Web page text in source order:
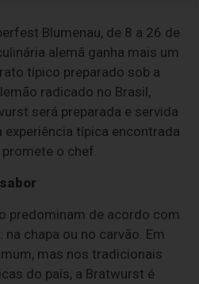
Blumenau, de 8 a 26 de
alemã ganha mais um
típico preparado sob a
radicado no Brasil,
será preparada e servida
típica encontrada
promete o chef.
predominam de acordo com
chapa ou no carvão. Em
mas nos tradicionais
do país, a Bratwurst é